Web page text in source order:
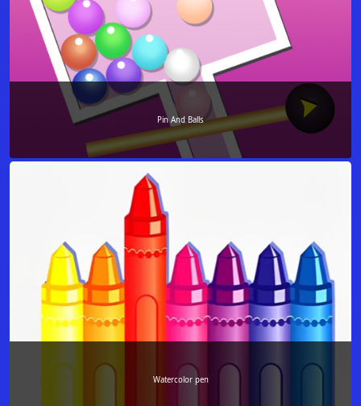
Pin And Balls
Watercolor pen